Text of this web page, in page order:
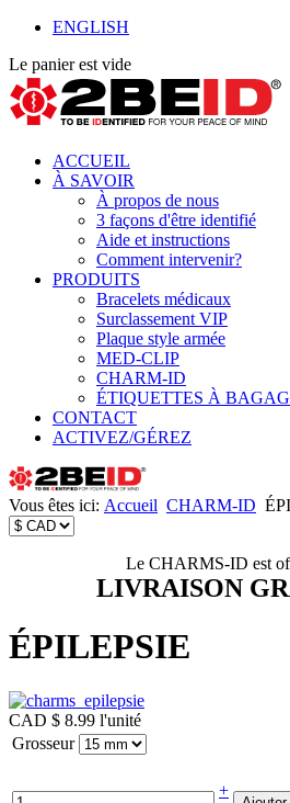
ENGLISH
Le panier est vide
ACCUEIL
À SAVOIR
À propos de nous
3 façons d'être identifié
Aide et instructions
Comment intervenir?
PRODUITS
Bracelets médicaux
Surclassement VIP
Plaque style armée
MED-CLIP
CHARM-ID
ÉTIQUETTES À
CONTACT
ACTIVEZ/GÉREZ
Vous êtes ici: Accueil CHARM-ID
Le CHARMS-ID est
LIVRAISON
ÉPILEPSIE
CAD $ 8.99 l'unité
Grosseur
+